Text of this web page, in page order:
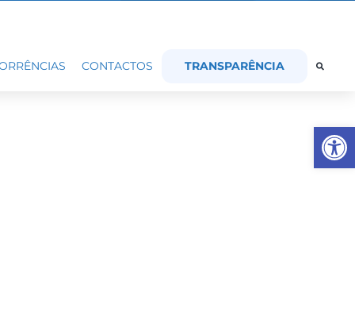
CONTACTOS TRANSPARÊNCIA